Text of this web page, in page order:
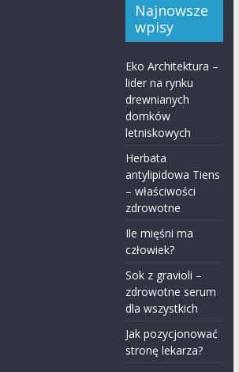
Najnowsze
wpisy
Eko Architektura –
lider na rynku
drewnianych
domków
letniskowych
Herbata
antylipidowa Tiens
– właściwości
zdrowotne
Ile mięśni ma
człowiek?
Sok z gravioli –
zdrowotne serum
dla wszystkich
Jak pozycjonować
stronę lekarza?